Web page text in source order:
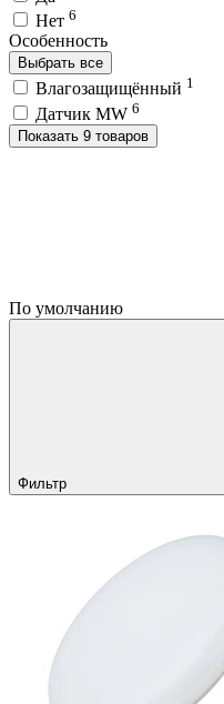
Нет 6
Особенность
Выбрать все
Влагозащищённый 1
Датчик MW 6
Показать 9 товаров
По умолчанию
Фильтр